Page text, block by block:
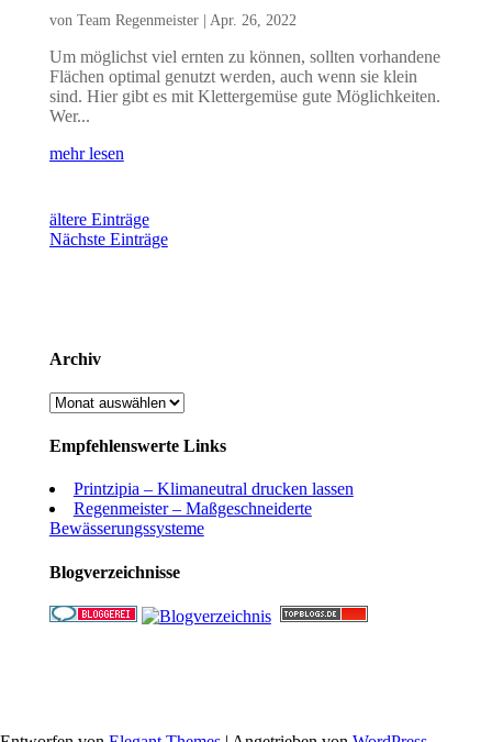
von Team Regenmeister| Apr. 26, 2022
Um möglichst viel ernten zu können, sollten vorhandene
Flächen optimal genutzt werden, auch wenn sie klein
sind. Hier gibt es mit Klettergemüse gute Möglichkeiten.
Wer...
mehr lesen
ältere Einträge
Nächste Einträge
Archiv
Archiv
Empfehlenswerte Links
Printzipia – Klimaneutral drucken lassen
Regenmeister – Maßgeschneiderte
Bewässerungssysteme
Blogverzeichnisse